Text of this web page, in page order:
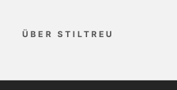
ÜBER STILTREU